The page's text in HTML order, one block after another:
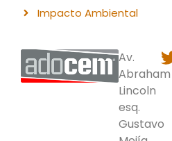
Impacto Ambiental
Av.
Abraham
Lincoln
esq.
Gustavo